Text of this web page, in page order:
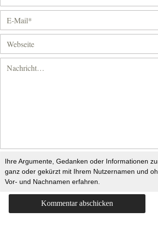
Ihre Argumente, Gedanken oder Informationen
ganz oder gekürzt mit Ihrem Nutzernamen und
Vor- und Nachnamen erfahren.